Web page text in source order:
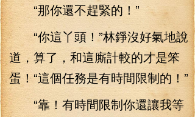
“那你還不趕緊的！”
“你這丫頭！”林錚沒好氣地說
道，算了，和這廝計較的才是笨
蛋！“這個任務是有時間限制的！”
“靠！有時間限制你還讓我等